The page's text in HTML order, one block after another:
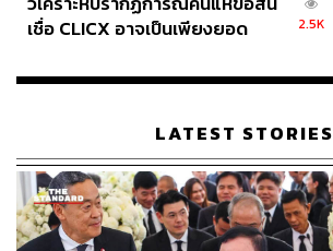
เชื่อ CLICX อาจเป็นเพียงยอด
เรือนไทยที่ถูกซุกไว้
2.5K
LATEST STORIES